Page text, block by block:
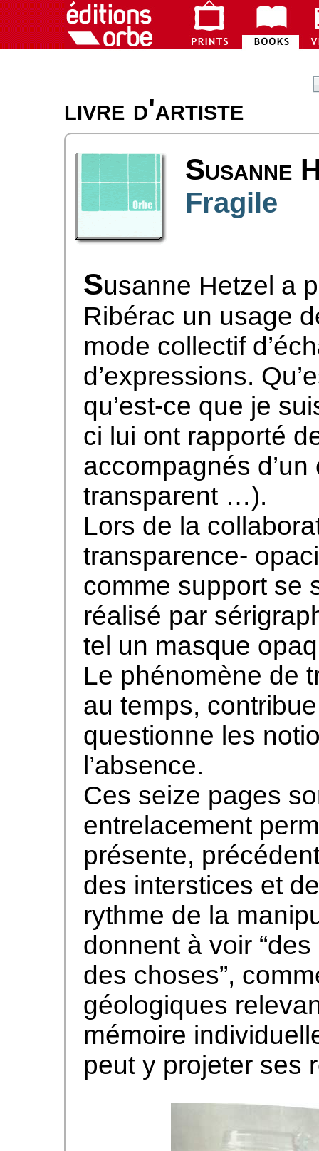
livre d'artiste
Susanne
Fragile
Susanne Hetzel a
Ribérac un usage
mode collectif
d’expressions.
qu’est-ce que je
ci lui ont rapporté
accompagnés
transparent …).
Lors de la
transparence-
comme support se
réalisé par
tel un masque
Le phénomène de
au temps,
questionne les
l’absence.
Ces seize pages
entrelacement
présente,
des interstices et
rythme de la
donnent à voir
des choses”,
géologiques
mémoire
peut y projeter ses